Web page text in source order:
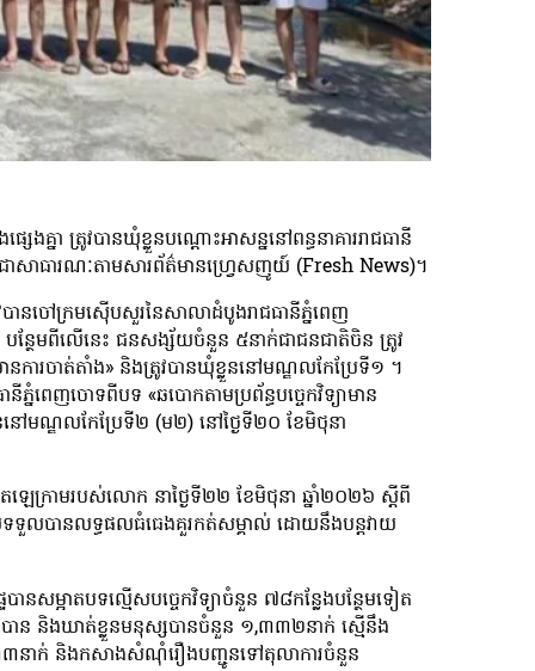
ងគ្នា ត្រូវបានឃុំខ្លួនបណ្ដោះអាសន្ននៅពន្ធនាគាររាជធានី
ាសាធារណៈតាមសារព័ត៌មានហ្វ្រេសញូយ៍ (Fresh News)។
ានចៅក្រមស៊ើបសួរនៃសាលាដំបូងរាជធានីភ្នំពេញ
ថែមពីលើនេះ ជនសង្ស័យចំនួន ៥នាក់ជាជនជាតិចិន ត្រូវ
នការចាត់តាំង» និងត្រូវបានឃុំខ្លួននៅមណ្ឌលកែប្រែទី១ ។
នំពេញចោទពីបទ «ឆបោកតាមប្រព័ន្ធបច្ចេកវិទ្យាមាន
នៅមណ្ឌលកែប្រែទី២ (ម២) នៅថ្ងៃទី២០ ខែមិថុនា
េក្រាមរបស់លោក នាថ្ងៃទី២២ ខែមិថុនា ឆ្នាំ២០២៦ ស្ដីពី
ទទួលបានលទ្ធផលធំធេងគួរកត់សម្គាល់ ដោយនឹងបន្តវាយ
សម្អាតបទល្មើសបច្ចេកវិទ្យាចំនួន ៧៨កន្លែងបន្ថែមទៀត
របាន និងឃាត់ខ្លួនមនុស្សបានចំនួន ១,៣៣២នាក់ ស្មើនឹង
៣៣នាក់ និងកសាងសំណុំរឿងបញ្ជូនទៅតុលាការចំនួន